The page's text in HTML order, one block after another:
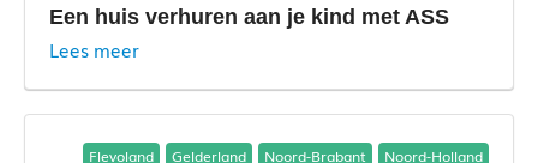
Een huis verhuren aan je kind met ASS
Lees meer
Flevoland Gelderland Noord-Brabant
Noord-Holland